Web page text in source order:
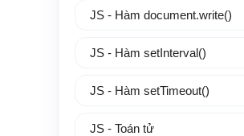
JS - Hàm document.write()
JS - Hàm setInterval()
JS - Hàm setTimeout()
JS - Toán tử